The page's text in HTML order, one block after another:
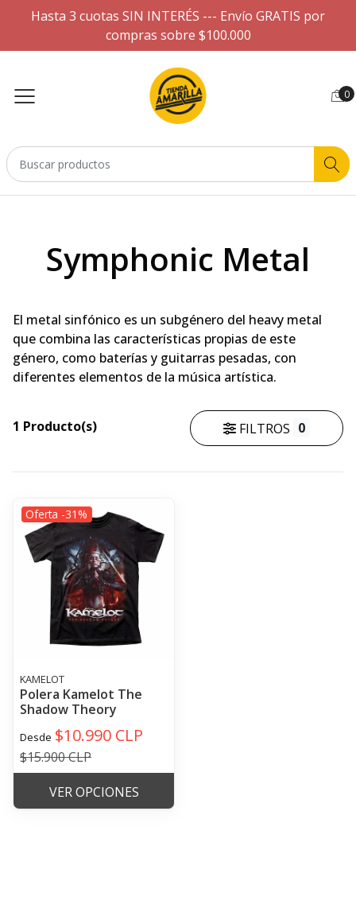
Hasta 3 cuotas SIN INTERÉS --- Envío GRATIS por
compras sobre $100.000
0
Symphonic Metal
El metal sinfónico es un subgénero del heavy metal
que combina las características propias de este
género, como baterías y guitarras pesadas, con
diferentes elementos de la música artística.
1 Producto(s) FILTROS 0
Oferta -31%
KAMELOT
Polera Kamelot The
Shadow Theory
Desde $10.990 CLP
$15.900 CLP
VER OPCIONES